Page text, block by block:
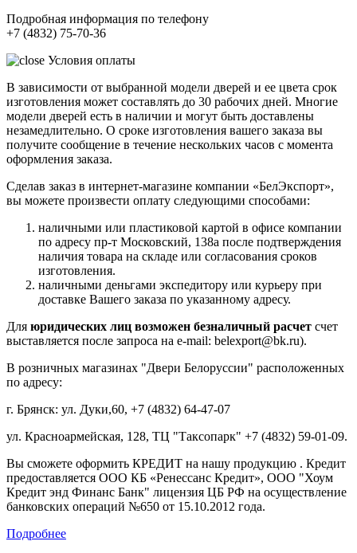
Подробная информация по телефону
+7 (4832) 75-70-36
Условия оплаты
В зависимости от выбранной модели дверей и ее цвета срок
изготовления может составлять до 30 рабочих дней. Многие
модели дверей есть в наличии и могут быть доставлены
незамедлительно. О сроке изготовления вашего заказа вы
получите сообщение в течение нескольких часов с момента
оформления заказа.
Сделав заказ в интернет-магазине компании «БелЭкспорт»,
вы можете произвести оплату следующими способами:
наличными или пластиковой картой в офисе компании
по адресу пр-т Московский, 138а после подтверждения
наличия товара на складе или согласования сроков
изготовления.
наличными деньгами экспедитору или курьеру при
доставке Вашего заказа по указанному адресу.
Для юридических лиц возможен безналичный расчет счет
выставляется после запроса на e-mail: belexport@bk.ru).
В розничных магазинах "Двери Белоруссии" расположенных
по адресу:
г. Брянск: ул. Дуки,60, +7 (4832) 64-47-07
ул. Красноармейская, 128, ТЦ "Таксопарк" +7 (4832) 59-01-09.
Вы сможете оформить КРЕДИТ на нашу продукцию . Кредит
предоставляется ООО КБ «Ренессанс Кредит», ООО "Хоум
Кредит энд Финанс Банк" лицензия ЦБ РФ на осуществление
банковских операций №650 от 15.10.2012 года.
Подробнее